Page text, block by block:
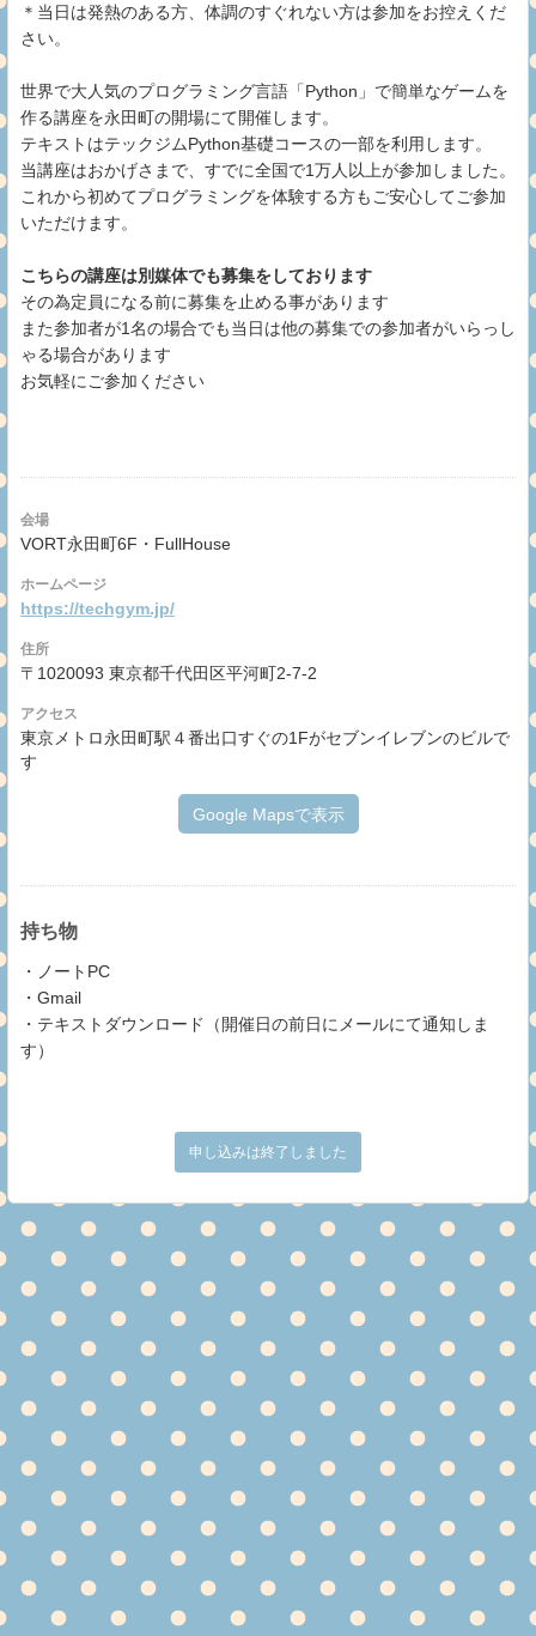
＊当日は発熱のある方、体調のすぐれない方は参加をお控えくだ
さい。
世界で大人気のプログラミング言語「Python」で簡単なゲームを
作る講座を永田町の開場にて開催します。
テキストはテックジムPython基礎コースの一部を利用します。
当講座はおかげさまで、すでに全国で1万人以上が参加しました。
これから初めてプログラミングを体験する方もご安心してご参加
いただけます。
こちらの講座は別媒体でも募集をしております
その為定員になる前に募集を止める事があります
また参加者が1名の場合でも当日は他の募集での参加者がいらっし
ゃる場合があります
お気軽にご参加ください
会場
VORT永田町6F・FullHouse
ホームページ
https://techgym.jp/
住所
〒1020093 東京都千代田区平河町2-7-2
アクセス
東京メトロ永田町駅４番出口すぐの1Fがセブンイレブンのビルで
す
Google Mapsで表示
持ち物
・ノートPC
・Gmail
・テキストダウンロード（開催日の前日にメールにて通知しま
す）
申し込みは終了しました